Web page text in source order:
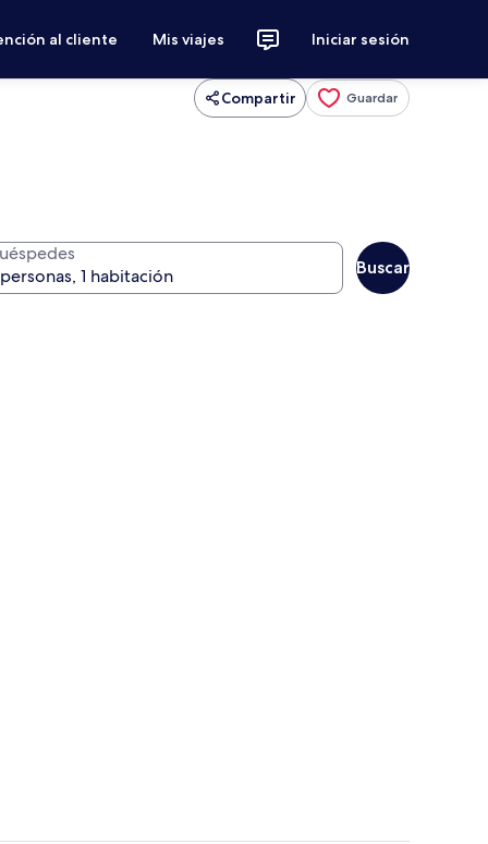
al cliente Mis viajes Iniciar sesión
Compartir Guardar
Buscar